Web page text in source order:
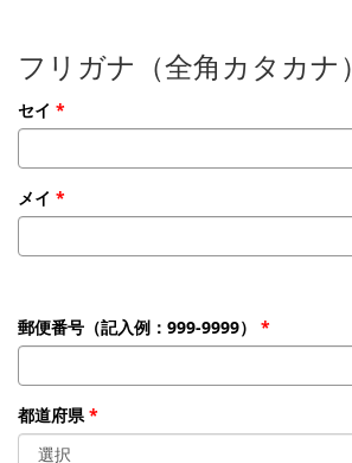
フリガナ（全角カタカナ）
セイ
メイ
郵便番号（記入例：999-9999）
都道府県